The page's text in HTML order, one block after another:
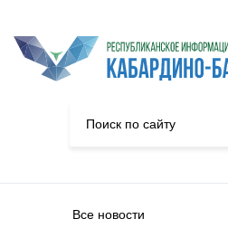
Все новости